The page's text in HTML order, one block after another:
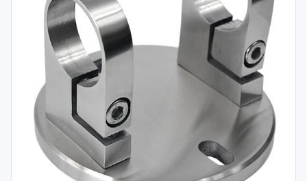
Spojovacímateriál